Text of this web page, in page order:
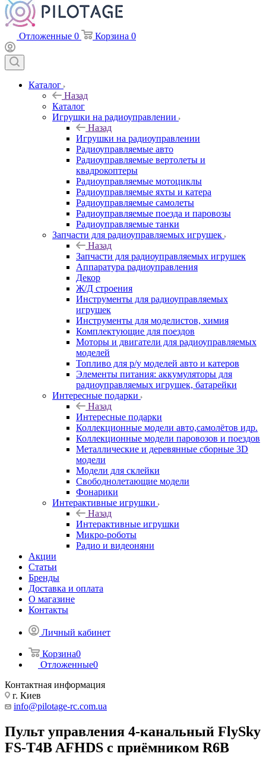
Отложенные 0 Корзина 0
Каталог
Назад
Каталог
Игрушки на радиоуправлении
Назад
Игрушки на радиоуправлении
Радиоуправляемые авто
Радиоуправляемые вертолеты и
квадрокоптеры
Радиоуправляемые мотоциклы
Радиоуправляемые яхты и катера
Радиоуправляемые самолеты
Радиоуправляемые поезда и паровозы
Радиоуправляемые танки
Запчасти для радиоуправляемых игрушек
Назад
Запчасти для радиоуправляемых игрушек
Аппаратура радиоуправления
Декор
Ж/Д строения
Инструменты для радиоуправляемых
игрушек
Инструменты для моделистов, химия
Комплектующие для поездов
Моторы и двигатели для радиоуправляемых
моделей
Топливо для р/у моделей авто и катеров
Элементы питания: аккумуляторы для
радиоуправляемых игрушек, батарейки
Интересные подарки
Назад
Интересные подарки
Коллекционные модели авто,самолётов идр.
Коллекционные модели паровозов и поездов
Металлические и деревянные сборные 3D
модели
Модели для склейки
Свободнолетающие модели
Фонарики
Интерактивные игрушки
Назад
Интерактивные игрушки
Микро-роботы
Радио и видеоняни
Акции
Статьи
Бренды
Доставка и оплата
О магазине
Контакты
Личный кабинет
Корзина0
Отложенные0
Контактная информация
г. Киев
info@pilotage-rc.com.ua
Пульт управления 4-канальный FlySky
FS-T4B AFHDS с приёмником R6B